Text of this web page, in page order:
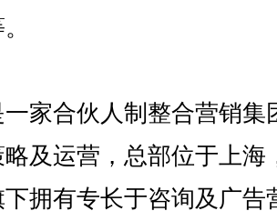
家合伙人制整合营销
及运营，总部位于上
拥有专长于咨询及广